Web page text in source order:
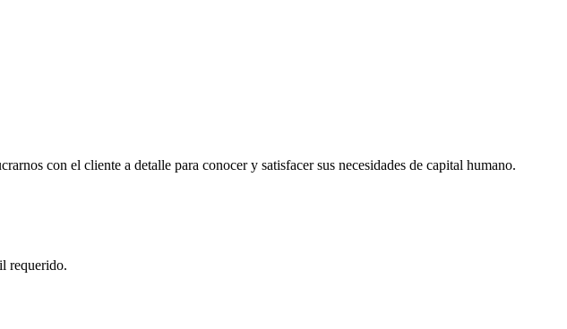
con el cliente a detalle para conocer y satisfacer sus necesidades de capital humano.
requerido.